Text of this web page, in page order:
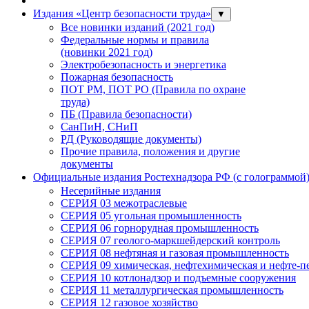
Издания «Центр безопасности труда» ▼
Все новинки изданий (2021 год)
Федеральные нормы и правила
(новинки 2021 год)
Электробезопасность и энергетика
Пожарная безопасность
ПОТ РМ, ПОТ РО (Правила по охране
труда)
ПБ (Правила безопасности)
СанПиН, СНиП
РД (Руководящие документы)
Прочие правила, положения и другие
документы
Официальные издания Ростехнадзора РФ (с голограммой)
Несерийные издания
СЕРИЯ 03 межотраслевые
СЕРИЯ 05 угольная промышленность
СЕРИЯ 06 горнорудная промышленность
СЕРИЯ 07 геолого-маркшейдерский контроль
СЕРИЯ 08 нефтяная и газовая промышленность
СЕРИЯ 09 химическая, нефтехимическая и нефте-
СЕРИЯ 10 котлонадзор и подъемные сооружения
СЕРИЯ 11 металлургическая промышленность
СЕРИЯ 12 газовое хозяйство